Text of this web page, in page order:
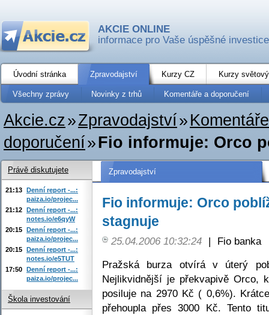
AKCIE ONLINE
informace pro Vaše úspěšné investice
Úvodní stránka Zpravodajství Kurzy CZ Kurzy
Všechny zprávy Novinky z trhů Komentáře a doporučení
Akcie.cz»Zpravodajství»
doporučení»Fio informuje: Orco
Zpravodajství
Fio informuje: Orco
stagnuje
25.04.2006 10:32:24 |
Fio banka
Pražská burza otvírá v úterý
Nejlikvidnější je překvapivě Orco,
posiluje na 2970 Kč ( 0,6%).
přehoupla přes 3000 Kč. Tento
Právě diskutujete
21:13 Denní report -...:
paiza.io/projec...
21:12 Denní report -...:
notes.io/e6qyW
20:15 Denní report -...:
paiza.io/projec...
20:15 Denní report -...:
notes.io/e5TUT
17:50 Denní report -...:
paiza.io/projec...
Škola investování